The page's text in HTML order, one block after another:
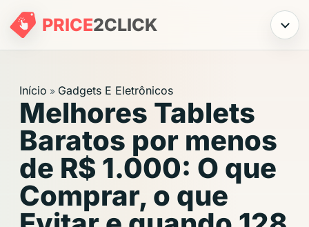
PRICE2CLICK Menu
Início » Gadgets E Eletrônicos
Melhores Tablets
Baratos por menos
de R$ 1.000: O que
Comprar, o que